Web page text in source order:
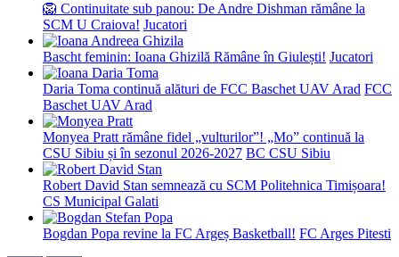
🦁 Continuitate sub panou: De Andre Dishman rămâne la
SCM U Craiova! Jucatori
Bascht feminin: Ioana Ghizilă Rămâne în Giulești! Jucatori
Daria Toma continuă alături de FCC Baschet UAV Arad FCC
Baschet UAV Arad
Monyea Pratt rămâne fidel „vulturilor”! „Mo” continuă la
CSU Sibiu și în sezonul 2026-2027 BC CSU Sibiu
Robert David Stan semnează cu SCM Politehnica Timișoara!
CS Municipal Galati
Bogdan Popa revine la FC Argeș Basketball! FC Arges Pitesti